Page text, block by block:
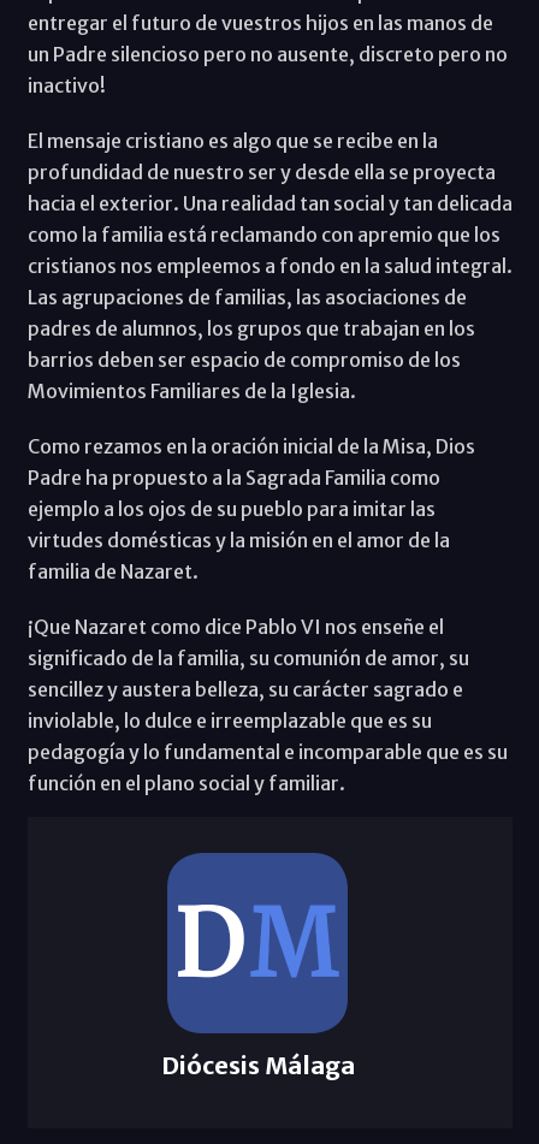
entregar el futuro de vuestros hijos en las manos de
un Padre silencioso pero no ausente, discreto pero no
inactivo!
El mensaje cristiano es algo que se recibe en la
profundidad de nuestro ser y desde ella se proyecta
hacia el exterior. Una realidad tan social y tan delicada
como la familia está reclamando con apremio que los
cristianos nos empleemos a fondo en la salud integral.
Las agrupaciones de familias, las asociaciones de
padres de alumnos, los grupos que trabajan en los
barrios deben ser espacio de compromiso de los
Movimientos Familiares de la Iglesia.
Como rezamos en la oración inicial de la Misa, Dios
Padre ha propuesto a la Sagrada Familia como
ejemplo a los ojos de su pueblo para imitar las
virtudes domésticas y la misión en el amor de la
familia de Nazaret.
¡Que Nazaret como dice Pablo VI nos enseñe el
significado de la familia, su comunión de amor, su
sencillez y austera belleza, su carácter sagrado e
inviolable, lo dulce e irreemplazable que es su
pedagogía y lo fundamental e incomparable que es su
función en el plano social y familiar.
Diócesis Málaga